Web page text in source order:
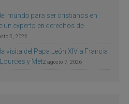
mundo para ser cristianos en
un experto en derechos de
8, 2026
visita del Papa León XIV a Francia
y Metz agosto 7, 2026